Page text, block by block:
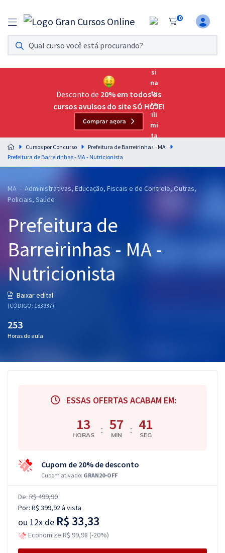
0
Assinatura Ilimitada 11
Acesso a todos os cursos. Teste grátis por 7 dias!
Assinatura OAB Até Passar
Acesso ilimitado a toda preparação para o Exame da
Residências Multiprofissionais
Preparação completa e intensiva para as principais
residências em saúde do Brasil
Assinatura Ilimitada
Graduação
OAB
Mentorias
Questões grátis
Desconto de 20% em todos os
cursos avulsos do site SÓ HOJE!
Comprar agora
Cursos por Concurso
Prefeitura de Barreirinhas - MA
Prefeitura de Barreirinhas - MA - Nutricionista
MA - Administrativas, Educação, Fiscais e de Controle, Outras,
Policiais, Saúde
Prefeitura de
Barreirinhas - MA -
Nutricionista
Baixar edital
(CÓDIGO: 183937)
253
Horas de aula
ESSAS OFERTAS ACABAM EM:
13
HORAS : 57
MIN : 40
SEG
Cupom de 20% de desconto
Cupom ativado: GRAN20-OFF
De: R$ 499,90
Por: R$ 399,92à vista
ou 12x de R$ 33,33
Economize R$ 99,98 (-20%)